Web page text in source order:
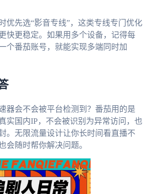
优先选“影音专线”，这类专线专门优化
快更稳定。如果用多个设备，记得每
个番茄账号，就能实现多端同时加
器会不会被平台检测到？番茄用的是
实国内IP，不会被识别为异常访问，也
。无限流量设计让你长时间看直播不
会随时帮你解决问题。